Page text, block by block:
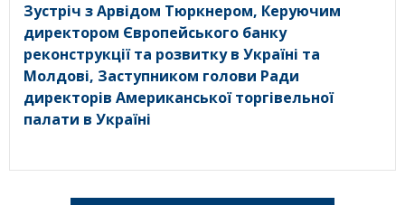
Зустріч з Арвідом Тюркнером, Керуючим
директором Європейського банку
реконструкції та розвитку в Україні та
Молдові, Заступником голови Ради
директорів Американської торгівельної
палати в Україні